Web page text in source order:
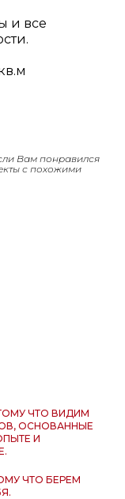
и все
Вам понравился
с похожими
ЧТО ВИДИМ
ОСНОВАННЫЕ
И
ЧТО БЕРЕМ